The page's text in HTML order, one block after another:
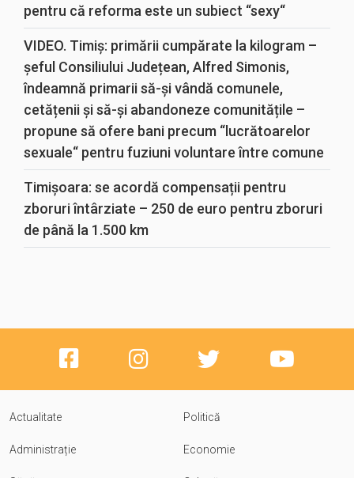
pentru că reforma este un subiect “sexy“
VIDEO. Timiș: primării cumpărate la kilogram –
șeful Consiliului Județean, Alfred Simonis,
îndeamnă primarii să-și vândă comunele,
cetățenii și să-și abandoneze comunitățile –
propune să ofere bani precum “lucrătoarelor
sexuale“ pentru fuziuni voluntare între comune
Timișoara: se acordă compensații pentru
zboruri întârziate – 250 de euro pentru zboruri
de până la 1.500 km
Actualitate Politică
Administrație Economie